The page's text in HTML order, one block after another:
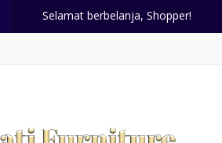
Selamat berbelanja, Shopper!